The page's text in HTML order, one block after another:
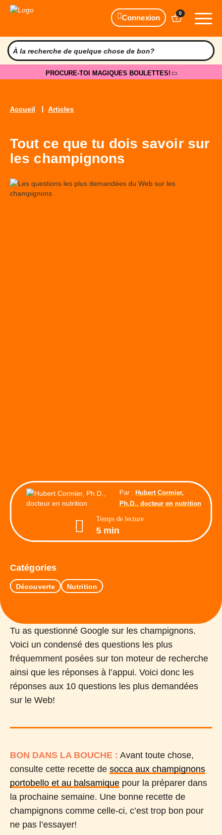
Connexion
0
PROCURE-TOI MAGIQUES BOULETTES!
Accueil Articles
Tout ce que tu dois savoir sur
les champignons
Par : Hubert Cormier,
Ph.D., docteur en nutrition
Temps de lecture
5 min
Catégories
Découverte Nutrition
Tu as questionné Google sur les champignons.
Voici un condensé des questions les plus
fréquemment posées sur ton moteur de recherche
ainsi que les réponses à l’appui. Voici donc les
réponses aux 10 questions les plus demandées
sur le Web!
BON DANS LA BOUCHE : Avant toute chose,
consulte cette recette de socca aux champignons
portobello et au balsamique pour la préparer dans
la prochaine semaine. Une bonne recette de
champignons comme celle-ci, c’est trop bon pour
ne pas l’essayer!